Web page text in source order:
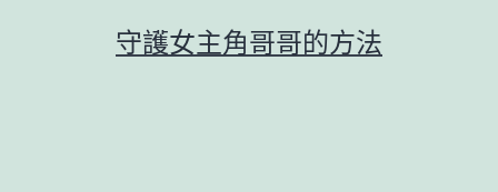
守護女主角哥哥的方法